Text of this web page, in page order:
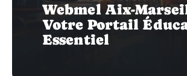
Webmel Aix-
Votre Portail
Essentiel